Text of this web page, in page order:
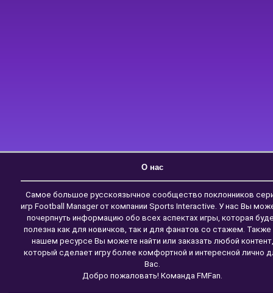
О нас
Самое большое русскоязычное сообщество поклонников
игр Football Manager от компании Sports Interactive. У нас Вы
почерпнуть информацию обо всех аспектах игры, которая
полезна как для новичков, так и для фанатов со стажем. Также
нашем ресурсе Вы можете найти или заказать любой контент,
который сделает игру более комфортной и интересной лично
Вас.
Добро пожаловать! Команда FMFan.